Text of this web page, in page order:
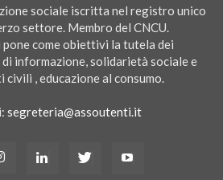
sociale iscritta nel registro unico
settore. Membro del CNCU.
pone come obiettivi la tutela dei
informazione, solidarietà sociale e
, educazione al consumo.
segreteria@assoutenti.it